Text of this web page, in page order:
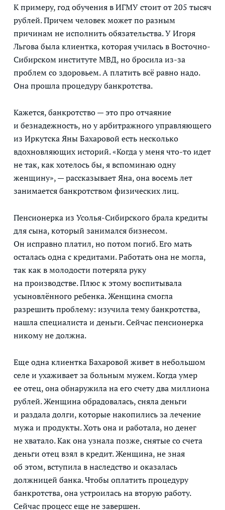
К примеру, год обучения в ИГМУ стоит от 205 тысяч
рублей. Причем человек может по разным
причинам не исполнить обязательства. У Игоря
Льгова была клиентка, которая училась в Восточно-
Сибирском институте МВД, но бросила из-за
проблем со здоровьем. А платить всё равно надо.
Она прошла процедуру банкротства.
Кажется, банкротство — это про отчаяние
и безнадежность, но у арбитражного управляющего
из Иркутска Яны Бахаровой есть несколько
вдохновляющих историй. «Когда у меня что-то идет
не так, как хотелось бы, я вспоминаю одну
женщину», — рассказывает Яна, она восемь лет
занимается банкротством физических лиц.
Пенсионерка из Усолья-Сибирского брала кредиты
для сына, который занимался бизнесом.
Он исправно платил, но потом погиб. Его мать
осталась одна с кредитами. Работать она не могла,
так как в молодости потеряла руку
на производстве. Плюс к этому воспитывала
усыновлённого ребенка. Женщина смогла
разрешить проблему: изучила тему банкротства,
нашла специалиста и деньги. Сейчас пенсионерка
никому не должна.
Еще одна клиентка Бахаровой живет в небольшом
селе и ухаживает за больным мужем. Когда умер
ее отец, она обнаружила на его счету два миллиона
рублей. Женщина обрадовалась, сняла деньги
и раздала долги, которые накопились за лечение
мужа и продукты. Хоть она и работала, но денег
не хватало. Как она узнала позже, снятые со счета
деньги отец взял в кредит. Женщина, не зная
об этом, вступила в наследство и оказалась
должницей банка. Чтобы оплатить процедуру
банкротства, она устроилась на вторую работу.
Сейчас процесс еще не завершен.